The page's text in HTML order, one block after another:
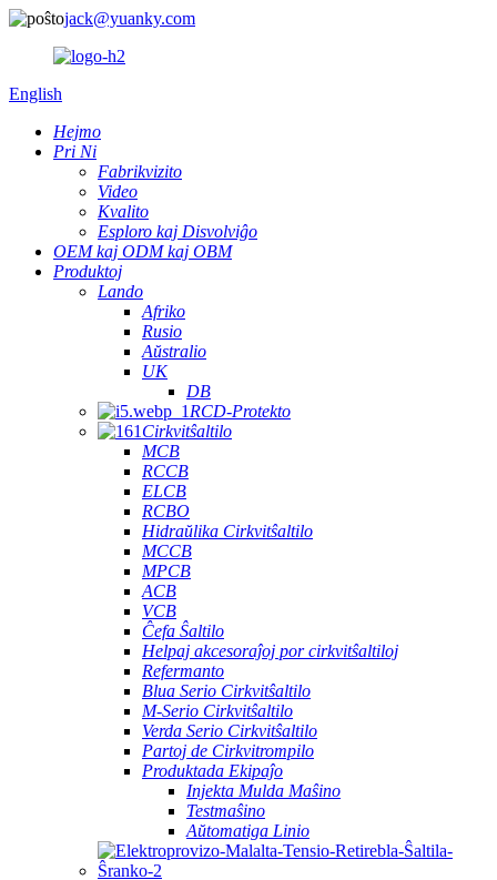
jack@yuanky.com
English
Hejmo
Pri Ni
Fabrikvizito
Video
Kvalito
Esploro kaj Disvolviĝo
OEM kaj ODM kaj OBM
Produktoj
Lando
Afriko
Rusio
Aŭstralio
UK
DB
RCD-Protekto
Cirkvitŝaltilo
MCB
RCCB
ELCB
RCBO
Hidraŭlika Cirkvitŝaltilo
MCCB
MPCB
ACB
VCB
Ĉefa Ŝaltilo
Helpaj akcesoraĵoj por cirkvitŝaltiloj
Refermanto
Blua Serio Cirkvitŝaltilo
M-Serio Cirkvitŝaltilo
Verda Serio Cirkvitŝaltilo
Partoj de Cirkvitrompilo
Produktada Ekipaĵo
Injekta Mulda Maŝino
Testmaŝino
Aŭtomatiga Linio